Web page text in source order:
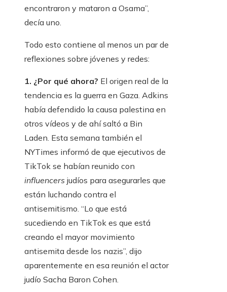
encontraron y mataron a Osama”,
decía uno.
Todo esto contiene al menos un par de
reflexiones sobre jóvenes y redes:
1. ¿Por qué ahora? El origen real de la
tendencia es la guerra en Gaza. Adkins
había defendido la causa palestina en
otros vídeos y de ahí saltó a Bin
Laden. Esta semana también el
NYTimes informó de que ejecutivos de
TikTok se habían reunido con
influencers judíos para asegurarles que
están luchando contra el
antisemitismo. “Lo que está
sucediendo en TikTok es que está
creando el mayor movimiento
antisemita desde los nazis”, dijo
aparentemente en esa reunión el actor
judío Sacha Baron Cohen.